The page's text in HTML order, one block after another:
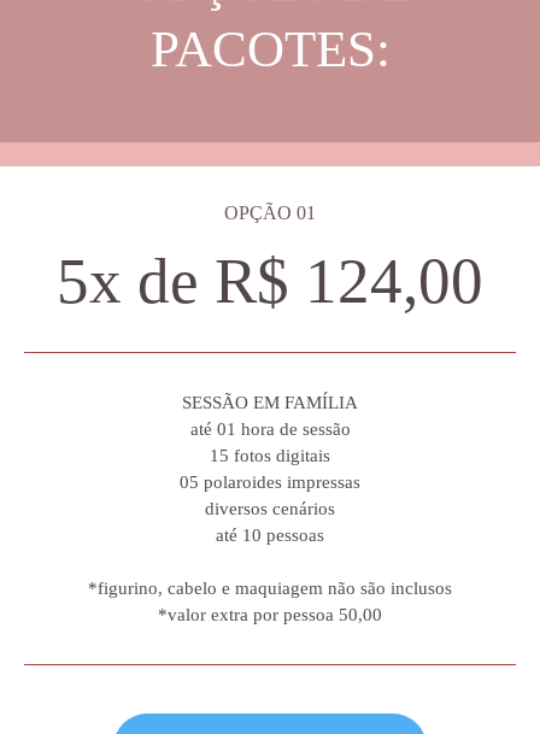
PACOTES:
OPÇÃO 01
5x de R$ 124,00
SESSÃO EM FAMÍLIA
até 01 hora de sessão
15 fotos digitais
05 polaroides impressas
diversos cenários
até 10 pessoas
*figurino, cabelo e maquiagem não são inclusos
*valor extra por pessoa 50,00